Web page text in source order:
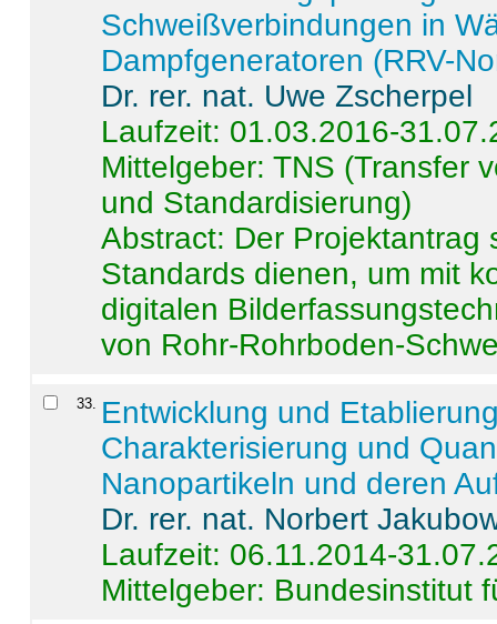
Schweißverbindungen in
Dampfgeneratoren (RRV-
Dr. rer. nat. Uwe Zscherpel
Laufzeit: 01.03.2016-
Mittelgeber: TNS (Transfer
und Standardisierung)
Abstract: Der Projektantrag
Standards dienen, um mit
digitalen
von Rohr-Rohrboden-
33. Entwicklung und
Charakterisierung und
Nanopartikeln und deren
Dr. rer. nat. Norbert
Laufzeit: 06.11.2014-
Mittelgeber: Bundesinstitut